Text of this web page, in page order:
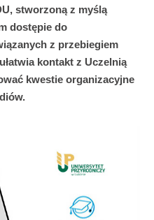
stworzoną z myślą
dostępie do
z przebiegiem
kontakt z Uczelnią
kwestie organizacyjne